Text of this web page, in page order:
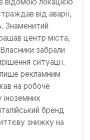
відомою локацією
від аварії,
Знаменитий
центр міста,
забрали
ситуації.
рекламним
на робоче
бренд
знижку на